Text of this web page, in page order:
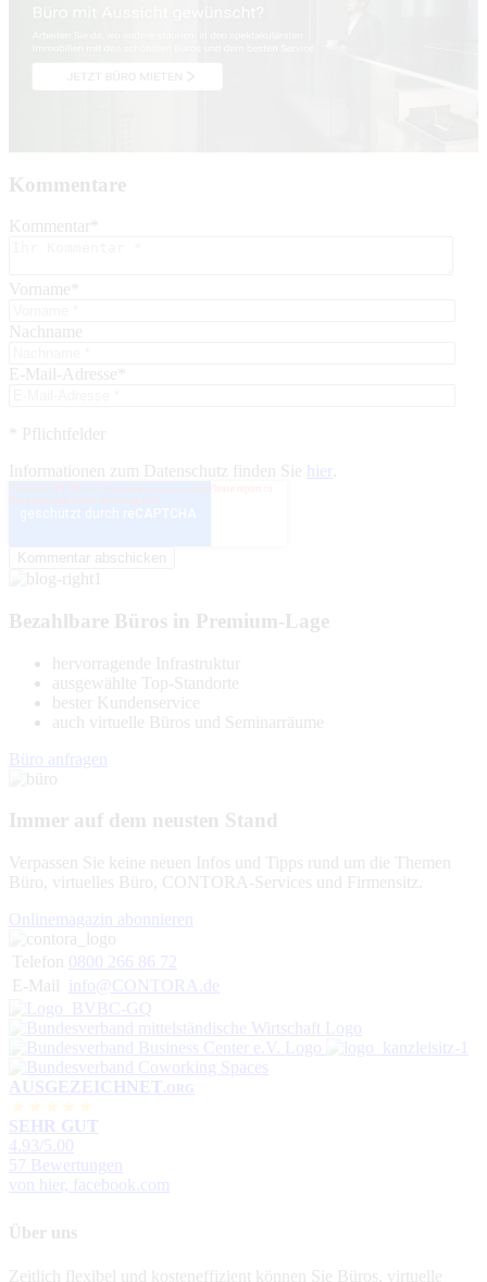
Kommentare
Kommentar
Vorname
Nachname
E-Mail-Adresse
* Pflichtfelder
Informationen zum Datenschutz finden Sie
hier
Bezahlbare Büros in Premium-Lage
hervorragende Infrastruktur
ausgewählte Top-Standorte
bester Kundenservice
auch virtuelle Büros und Seminarräume
Büro anfragen
Immer auf dem neusten Stand
Verpassen Sie keine neuen Infos und Tipps rund um die Themen
Büro, virtuelles Büro, CONTORA-Services und Firmensitz.
Onlinemagazin abonnieren
Telefon
0800 266 86 72
E-Mail
info@CONTORA.de
AUSGEZEICHNET .ORG
SEHR GUT
4.93 /5.00
57 Bewertungen
von hier, facebook.com
Über uns
Zeitlich flexibel und kosteneffizient können Sie Büros, virtuelle